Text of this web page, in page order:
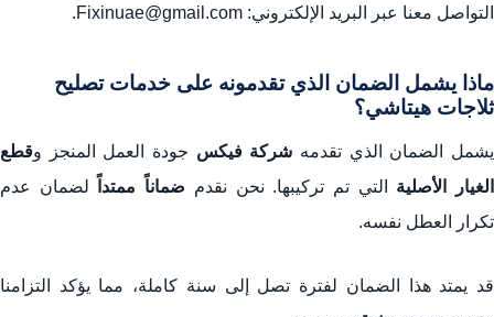
التواصل معنا عبر البريد الإلكتروني: Fixinuae@gmail.com.
ماذا يشمل الضمان الذي تقدمونه على خدمات تصليح
ثلاجات هيتاشي؟
يشمل الضمان الذي تقدمه شركة فيكس جودة العمل المنجز وقطع
الغيار الأصلية التي تم تركيبها. نحن نقدم ضماناً ممتداً
لضمان عدم
تكرار العطل نفسه.
قد يمتد هذا الضمان لفترة تصل إلى سنة كاملة، مما يؤكد التزامنا